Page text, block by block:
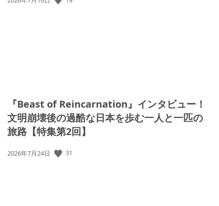
『Beast of Reincarnation』インタビュー！
文明崩壊後の過酷な日本を歩む一人と一匹の
旅路【特集第2回】
公
2026年7月24日 31